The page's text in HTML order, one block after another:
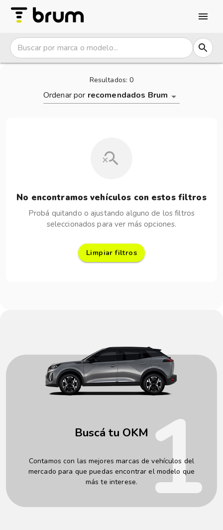
Resultados:0
Ordenar por recomendados Brum
No encontramos vehículos con estos filtros
Probá quitando o ajustando alguno de los filtros
seleccionados para ver más opciones.
Limpiar filtros
1
Buscá tu OKM
Contamos con las mejores marcas de vehículos del
mercado para que puedas encontrar el modelo que
más te interese.
Ofertas | brum